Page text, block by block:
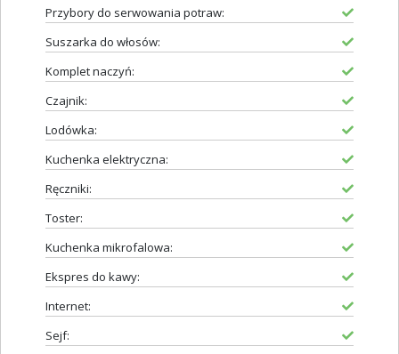
Przybory do serwowania potraw:
Suszarka do włosów:
Komplet naczyń:
Czajnik:
Lodówka:
Kuchenka elektryczna:
Ręczniki:
Toster:
Kuchenka mikrofalowa:
Ekspres do kawy:
Internet:
Sejf: